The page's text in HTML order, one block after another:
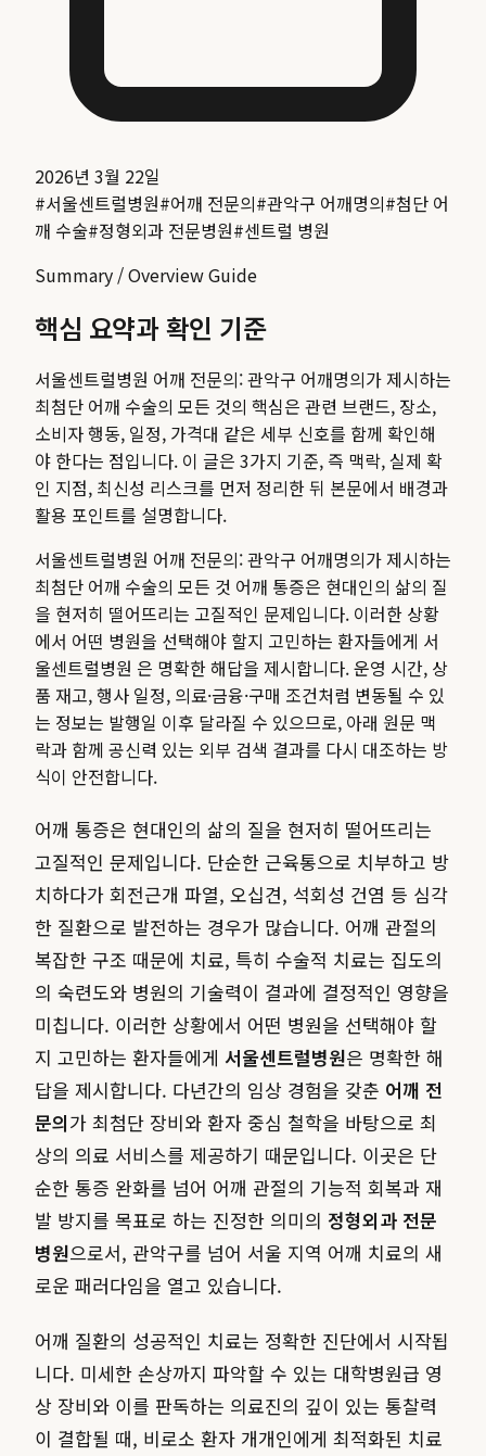
2026년 3월 22일
#서울센트럴병원#어깨 전문의#관악구 어깨명의#첨단 어
깨 수술#정형외과 전문병원#센트럴 병원
Summary / Overview Guide
핵심 요약과 확인 기준
서울센트럴병원 어깨 전문의: 관악구 어깨명의가 제시하는
최첨단 어깨 수술의 모든 것의 핵심은 관련 브랜드, 장소,
소비자 행동, 일정, 가격대 같은 세부 신호를 함께 확인해
야 한다는 점입니다. 이 글은 3가지 기준, 즉 맥락, 실제 확
인 지점, 최신성 리스크를 먼저 정리한 뒤 본문에서 배경과
활용 포인트를 설명합니다.
서울센트럴병원 어깨 전문의: 관악구 어깨명의가 제시하는
최첨단 어깨 수술의 모든 것 어깨 통증은 현대인의 삶의 질
을 현저히 떨어뜨리는 고질적인 문제입니다. 이러한 상황
에서 어떤 병원을 선택해야 할지 고민하는 환자들에게 서
울센트럴병원 은 명확한 해답을 제시합니다.운영 시간, 상
품 재고, 행사 일정, 의료·금융·구매 조건처럼 변동될 수 있
는 정보는 발행일 이후 달라질 수 있으므로, 아래 원문 맥
락과 함께 공신력 있는 외부 검색 결과를 다시 대조하는 방
식이 안전합니다.
어깨 통증은 현대인의 삶의 질을 현저히 떨어뜨리는
고질적인 문제입니다. 단순한 근육통으로 치부하고 방
치하다가 회전근개 파열, 오십견, 석회성 건염 등 심각
한 질환으로 발전하는 경우가 많습니다. 어깨 관절의
복잡한 구조 때문에 치료, 특히 수술적 치료는 집도의
의 숙련도와 병원의 기술력이 결과에 결정적인 영향을
미칩니다. 이러한 상황에서 어떤 병원을 선택해야 할
지 고민하는 환자들에게 서울센트럴병원은 명확한 해
답을 제시합니다. 다년간의 임상 경험을 갖춘 어깨 전
문의가 최첨단 장비와 환자 중심 철학을 바탕으로 최
상의 의료 서비스를 제공하기 때문입니다. 이곳은 단
순한 통증 완화를 넘어 어깨 관절의 기능적 회복과 재
발 방지를 목표로 하는 진정한 의미의 정형외과 전문
병원으로서, 관악구를 넘어 서울 지역 어깨 치료의 새
로운 패러다임을 열고 있습니다.
어깨 질환의 성공적인 치료는 정확한 진단에서 시작됩
니다. 미세한 손상까지 파악할 수 있는 대학병원급 영
상 장비와 이를 판독하는 의료진의 깊이 있는 통찰력
이 결합될 때, 비로소 환자 개개인에게 최적화된 치료